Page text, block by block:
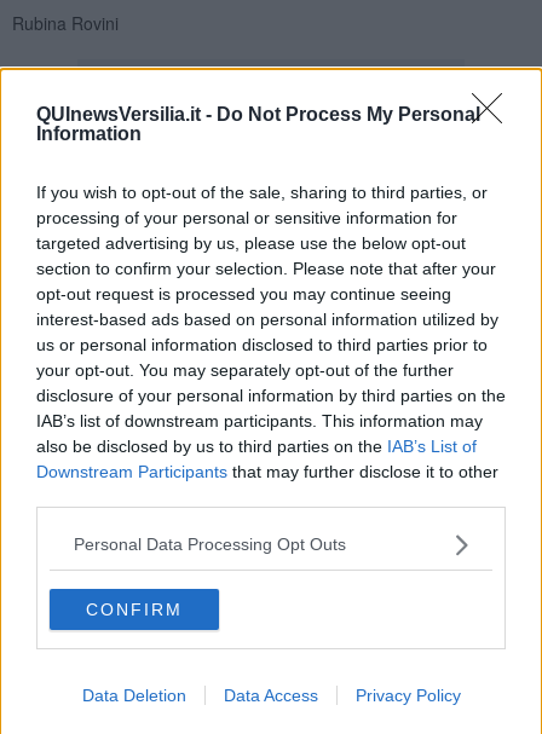
QUInewsVersilia.it - Do Not Process My Personal
Information
If you wish to opt-out of the sale, sharing to third parties, or
processing of your personal or sensitive information for
targeted advertising by us, please use the below opt-out
section to confirm your selection. Please note that after your
opt-out request is processed you may continue seeing
interest-based ads based on personal information utilized by
us or personal information disclosed to third parties prior to
your opt-out. You may separately opt-out of the further
disclosure of your personal information by third parties on the
IAB’s list of downstream participants. This information may
also be disclosed by us to third parties on the IAB’s List of
Downstream Participants that may further disclose it to other
Personal Data Processing Opt Outs
CONFIRM
Data Deletion Data Access Privacy Policy
Rubina Rovini
Se vuoi leggere le notizie principali della Toscana iscriviti alla
Newsletter QUInews - ToscanaMedia.Arriva gratis tutti i giorni
alle 20:00 direttamente nella tua casella di posta.
Basta cliccareQUI
Ti potrebbe interessare anche:
Articoli dal Blog “Raccontare di Gusto” di Rubina Rovini
Vellutata di cime di rapa al cumino e latte di cocco
Spaghetti con crema di zucca e...
Crostatina con crema al grana padano, gelatina al melone e
lavanda
Meloncino, liquore al melone mantovano IGP
Gelato al melone mantovano
Bon Bon di melone mantovano igp al grana padano
Melone mantovano IGP liquido con crostacei e molluschi
Carpaccio di manzo con caprino al melone mantovano
Cupcake al melone con frosting al mascarpone
Gnocchetti al pesto di melone mantovano IGP
Gelatine al cardamomo e melone mantovano igp